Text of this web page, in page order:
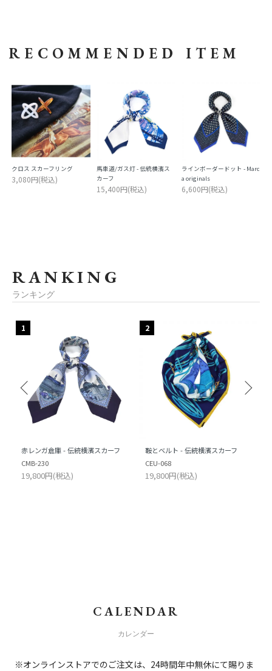
RECOMMENDED ITEM
クロス スカーフリング
3,080円(税込)
馬車道/ガス灯 - 伝統横濱ス
カーフ
15,400円(税込)
ラインボーダードット - Marc
a originals
6,600円(税込)
RANKING
ランキング
1
赤レンガ倉庫 - 伝統横濱スカーフ
CMB-230
19,800円(税込)
2
鞍とベルト - 伝統横濱スカーフ
CEU-068
19,800円(税込)
CALENDAR
カレンダー
オンラインストアでのご注文は、24時間年中無休にて賜りま